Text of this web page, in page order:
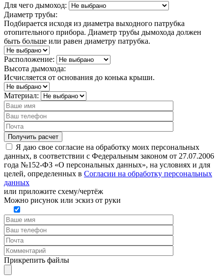
Для чего дымоход:
Диаметр трубы:
Подбирается исходя из диаметра выходного патрубка
отопительного прибора. Диаметр трубы дымохода должен
быть больше или равен диаметру патрубка.
Расположение:
Высота дымохода:
Исчисляется от основания до конька крыши.
Материал:
Я даю свое согласие на обработку моих персональных
данных, в соответствии с Федеральным законом от 27.07.2006
года №152-ФЗ «О персональных данных», на условиях и для
целей, определенных в Согласии на обработку персональных
данных
или приложите схему/чертёж
Можно рисунок или эскиз от руки
Прикрепить файлы